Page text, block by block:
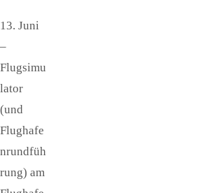
13. Juni
–
Flugsimu
lator
(und
Flughafe
nrundfüh
rung) am